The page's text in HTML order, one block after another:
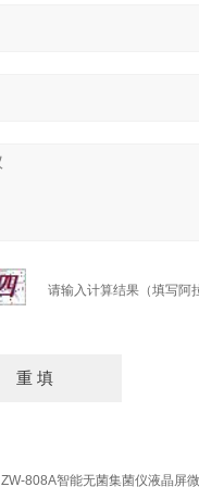
请输入计算结果（填写阿
ZW-808A智能无菌集菌仪液晶屏